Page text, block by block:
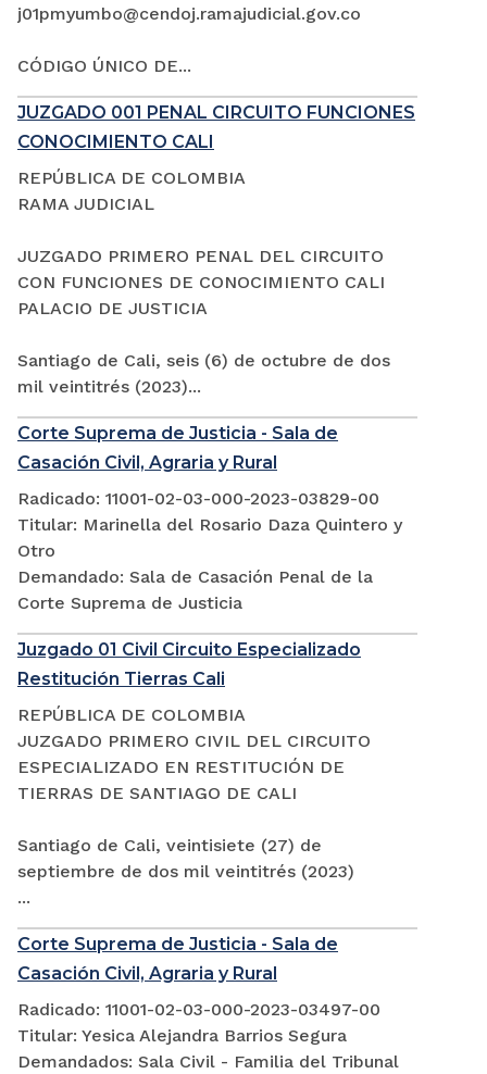
j01pmyumbo@cendoj.ramajudicial.gov.co
CÓDIGO ÚNICO DE...
JUZGADO 001 PENAL CIRCUITO FUNCIONES
CONOCIMIENTO CALI
REPÚBLICA DE COLOMBIA
RAMA JUDICIAL
JUZGADO PRIMERO PENAL DEL CIRCUITO
CON FUNCIONES DE CONOCIMIENTO CALI
PALACIO DE JUSTICIA
Santiago de Cali, seis (6) de octubre de dos
mil veintitrés (2023)...
Corte Suprema de Justicia - Sala de
Casación Civil, Agraria y Rural
Radicado: 11001-02-03-000-2023-03829-00
Titular: Marinella del Rosario Daza Quintero y
Otro
Demandado: Sala de Casación Penal de la
Corte Suprema de Justicia
Juzgado 01 Civil Circuito Especializado
Restitución Tierras Cali
REPÚBLICA DE COLOMBIA
JUZGADO PRIMERO CIVIL DEL CIRCUITO
ESPECIALIZADO EN RESTITUCIÓN DE
TIERRAS DE SANTIAGO DE CALI
Santiago de Cali, veintisiete (27) de
septiembre de dos mil veintitrés (2023)
...
Corte Suprema de Justicia - Sala de
Casación Civil, Agraria y Rural
Radicado: 11001-02-03-000-2023-03497-00
Titular: Yesica Alejandra Barrios Segura
Demandados: Sala Civil - Familia del Tribunal